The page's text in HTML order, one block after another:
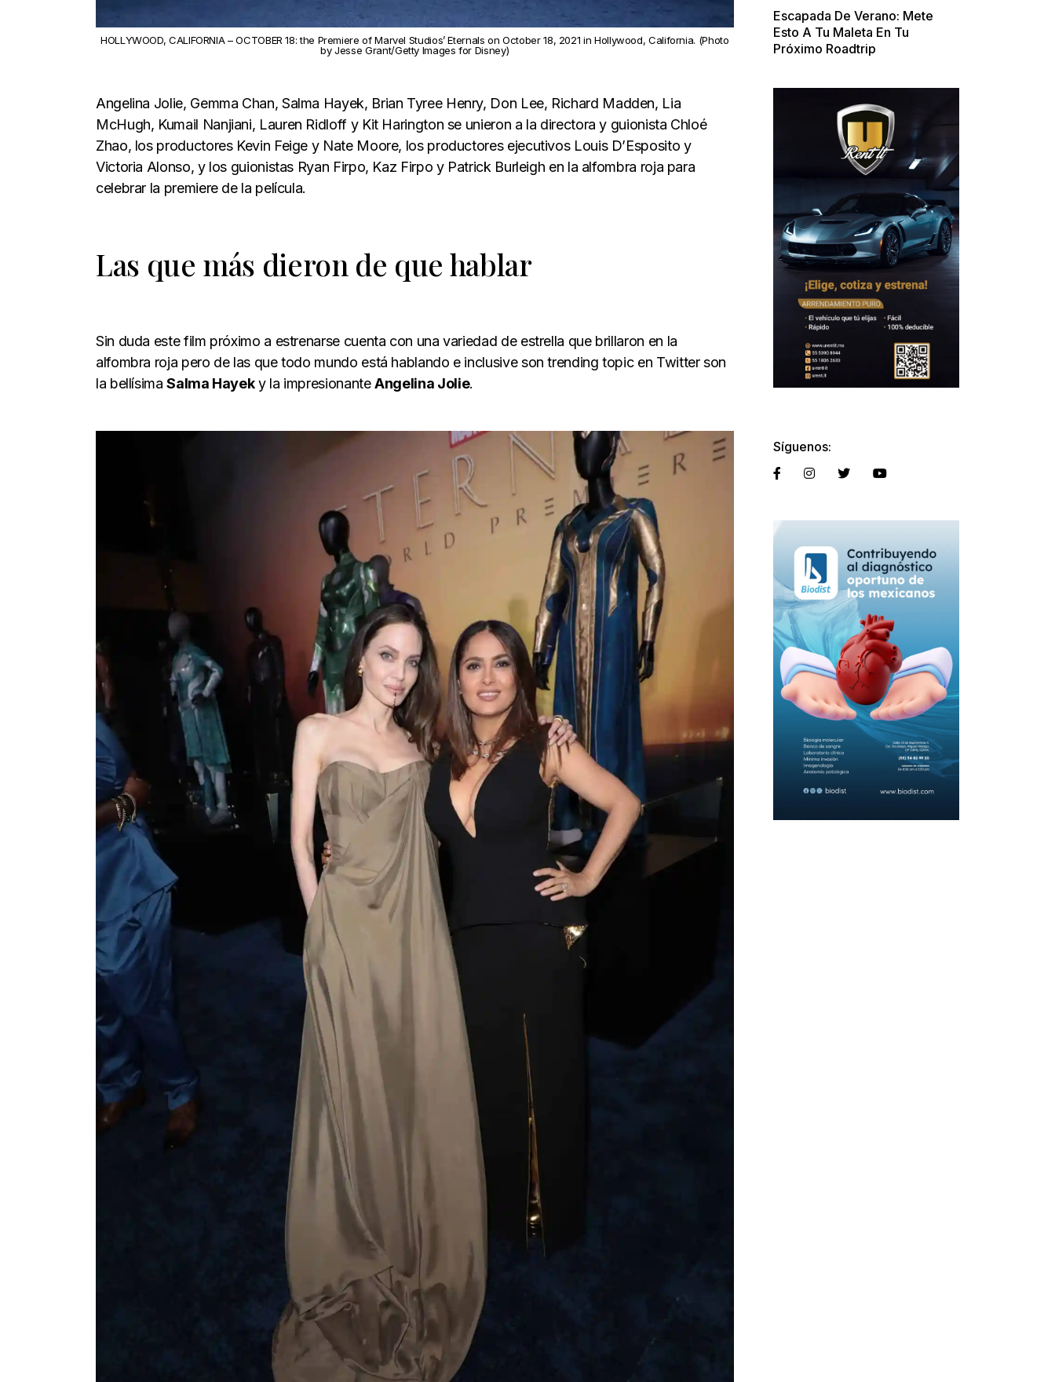
HOLLYWOOD, CALIFORNIA – OCTOBER 18: the Premiere of Marvel Studios’ Eternals on October 18, 2021 in Hollywood, California. (Photo
by Jesse Grant/Getty Images for Disney)
Angelina Jolie, Gemma Chan, Salma Hayek, Brian Tyree Henry, Don Lee, Richard Madden, Lia
McHugh, Kumail Nanjiani, Lauren Ridloff y Kit Harington se unieron a la directora y guionista Chloé
Zhao, los productores Kevin Feige y Nate Moore, los productores ejecutivos Louis D’Esposito y
Victoria Alonso, y los guionistas Ryan Firpo, Kaz Firpo y Patrick Burleigh en la alfombra roja para
celebrar la premiere de la película.
Las que más dieron de que hablar
Sin duda este film próximo a estrenarse cuenta con una variedad de estrella que brillaron en la
alfombra roja pero de las que todo mundo está hablando e inclusive son trending topic en Twitter son
la bellísimaSalma Hayeky la impresionanteAngelina Jolie.
Escapada De Verano: Mete
Esto A Tu Maleta En Tu
Próximo Roadtrip
Síguenos: